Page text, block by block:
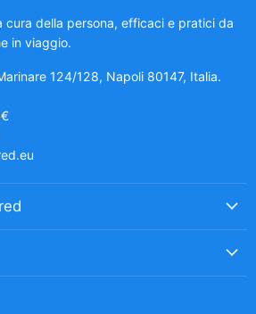
cura della persona, efficaci e pratici da
in viaggio.
124/128, Napoli 80147, Italia.